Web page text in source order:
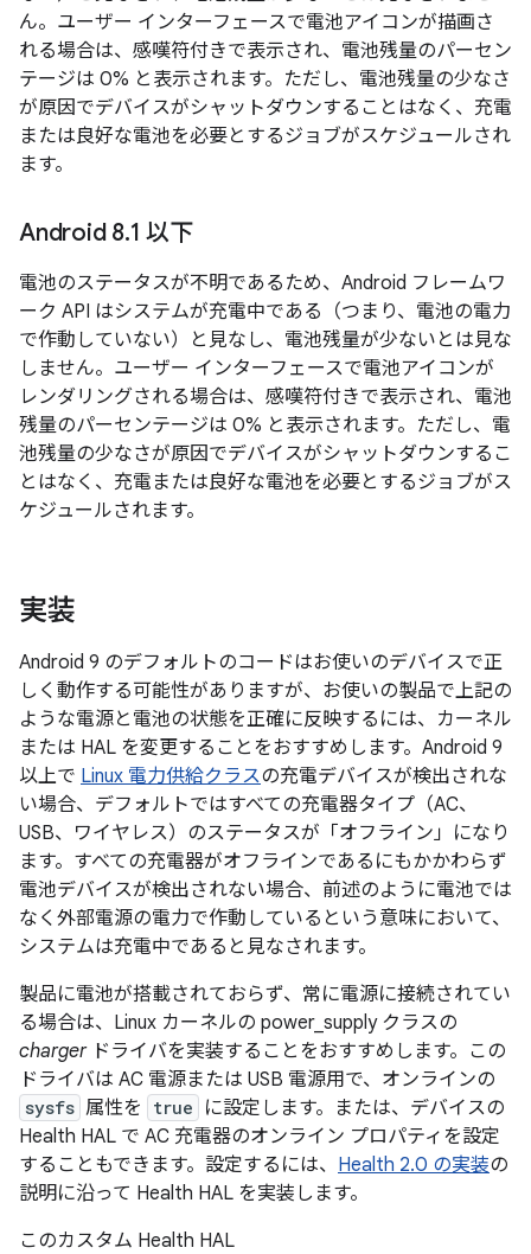
ん。ユーザー インターフェースで電池アイコンが描画さ
れる場合は、感嘆符付きで表示され、電池残量のパーセン
テージは 0% と表示されます。ただし、電池残量の少なさ
が原因でデバイスがシャットダウンすることはなく、充電
または良好な電池を必要とするジョブがスケジュールされ
ます。
Android 8.1 以下
電池のステータスが不明であるため、Android フレームワ
ーク API はシステムが充電中である （つまり、電池の電力
で作動していない）と見なし、電池残量が少ないとは見な
しません。ユーザー インターフェースで電池アイコンが
レンダリングされる場合は、感嘆符付きで表示され、電池
残量のパーセンテージは 0% と表示されます。ただし、電
池残量の少なさが原因でデバイスがシャットダウンするこ
とはなく、充電または良好な電池を必要とするジョブがス
ケジュールされます。
実装
Android 9 のデフォルトのコードはお使いのデバイスで正
しく動作する可能性がありますが、お使いの製品で上記の
ような電源と電池の状態を正確に反映するには、カーネル
または HAL を変更することをおすすめします。Android 9
以上で Linux 電力供給クラスの充電デバイスが検出されな
い場合、デフォルトではすべての充電器タイプ（AC、
USB、ワイヤレス）のステータスが「オフライン」 になり
ます。すべての充電器がオフラインであるにもかかわらず
電池デバイスが検出されない場合、前述のように電池では
なく外部電源の電力で作動しているという意味において、
システムは充電中であると見なされます。
製品に電池が搭載されておらず、常に電源に接続されてい
る場合は、Linux カーネルの power_supply クラスの
chargerドライバを実装することをおすすめします。この
ドライバは AC 電源または USB 電源用で、オンラインの
sysfs 属性を true
に設定します。または、デバイスの
Health HAL で AC 充電器のオンライン プロパティを設定
することもできます。設定するには、 Health 2.0 の実装の
説明に沿って Health HAL を実装します。
このカスタム Health HAL